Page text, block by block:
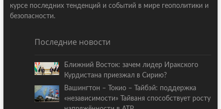
курсе последних тенденций и событий в мире геополитики и
безопасности.
Последние новости
Ближний Восток: зачем лидер Иракского
Курдистана приезжал в Сирию?
Вашингтон – Токио – Тайбэй: поддержка
«независимости» Тайваня способствует росту